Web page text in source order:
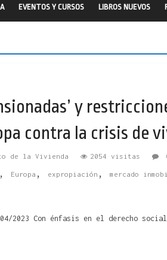
EVENTOS Y CURSOS LIBROS NUEVOS
y
contra la crisis de
de la Vivienda 2054 visitas
, Europa , expropiación , mercado
Con énfasis en el derecho